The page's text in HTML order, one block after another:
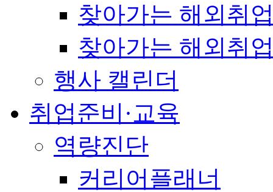
찾아가는 해외취
찾아가는 해외취
행사 캘린더
취업준비·교육
역량진단
커리어플래너